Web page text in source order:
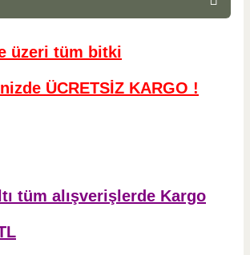
üzeri tüm bitki
ÜCRETSİZ KARGO !
tüm alışverişlerde Kargo